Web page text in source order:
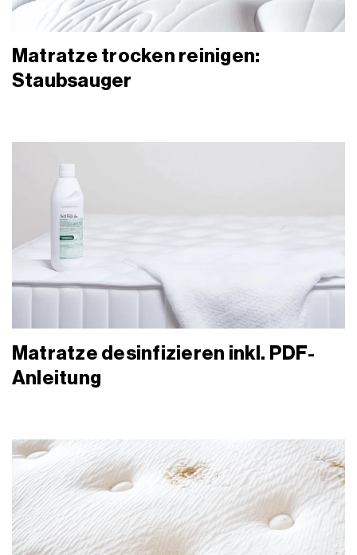
Matratze trocken reinigen:
Staubsauger
Matratze desinfizieren inkl. PDF-
Anleitung